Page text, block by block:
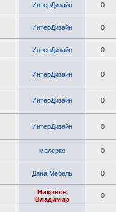
ИнтерДизайн 0
ИнтерДизайн 0
ИнтерДизайн 0
ИнтерДизайн 0
ИнтерДизайн 0
ИнтерДизайн 0
малерко 0
Дана Мебель 0
Никонов
Владимир
0